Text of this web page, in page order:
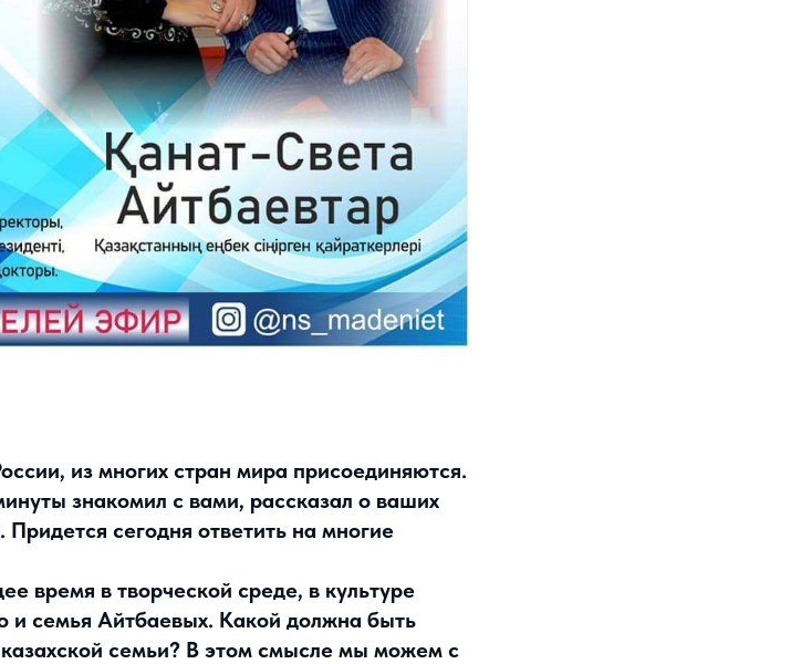
из многих стран мира присоединяются.
знакомил с вами, рассказал о ваших
сегодня ответить на многие
время в творческой среде, в культуре
и семья Айтбаевых. Какой должна быть
семьи? В этом смысле мы можем с